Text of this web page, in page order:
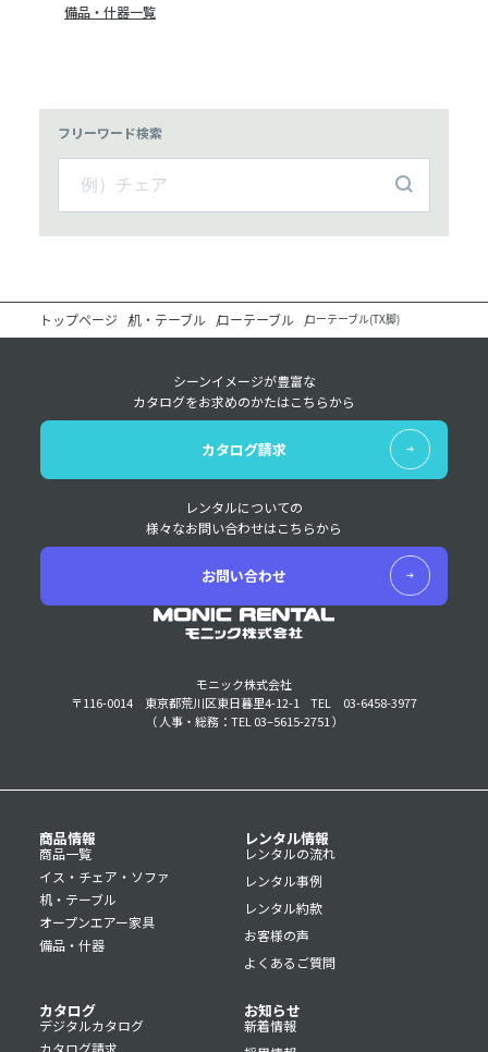
備品・什器一覧
フリーワード検索
トップページ 机・テーブル ローテーブル ローテーブル(TX脚)
モニック株式会社
〒116-0014 東京都荒川区東日暮里4-12-1
TEL 03-6458-3977
（ 人事・総務：TEL 03–5615-2751 ）
シーンイメージが豊富な
カタログをお求めのかたはこちらから
カタログ請求
レンタルについての
様々なお問い合わせはこちらから
お問い合わせ
商品情報
商品一覧
イス・チェア・ソファ
机・テーブル
オープンエアー家具
備品・什器
レンタル情報
レンタルの流れ
レンタル事例
レンタル約款
お客様の声
よくあるご質問
カタログ
デジタルカタログ
カタログ請求
お知らせ
新着情報